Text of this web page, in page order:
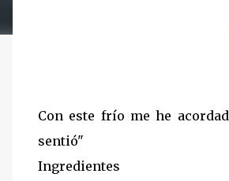
Con este frío me he
sentió"
Ingredientes